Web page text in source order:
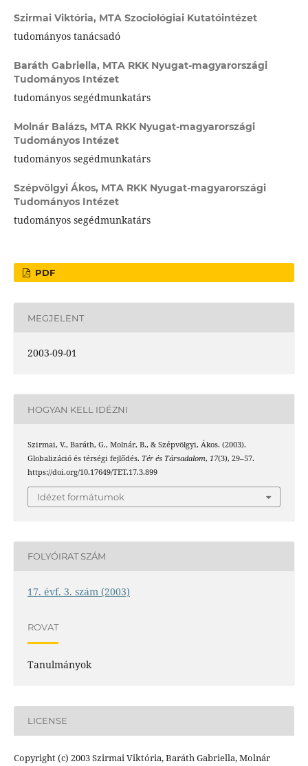
Szirmai Viktória, MTA Szociológiai Kutatóintézet
tudományos tanácsadó
Baráth Gabriella, MTA RKK Nyugat-magyarországi
Tudományos Intézet
tudományos segédmunkatárs
Molnár Balázs, MTA RKK Nyugat-magyarországi
Tudományos Intézet
tudományos segédmunkatárs
Szépvölgyi Ákos, MTA RKK Nyugat-magyarországi
Tudományos Intézet
tudományos segédmunkatárs
PDF
MEGJELENT
2003-09-01
HOGYAN KELL IDÉZNI
Szirmai, V., Baráth, G., Molnár, B., & Szépvölgyi, Ákos. (2003).
Globalizáció és térségi fejlődés. Tér és Társadalom, 17(3), 29–57.
https://doi.org/10.17649/TET.17.3.899
Idézet formátumok
FOLYÓIRAT SZÁM
17. évf. 3. szám (2003)
ROVAT
Tanulmányok
LICENSE
Copyright (c) 2003 Szirmai Viktória, Baráth Gabriella, Molnár